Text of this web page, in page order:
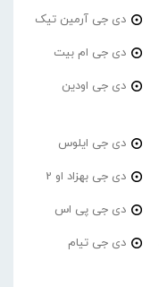
دی جی آرمین تیک
دی جی ام بیت
دی جی اودین
دی جی ایلوس
دی جی بهزاد او 2
دی جی پی اس
دی جی تیام